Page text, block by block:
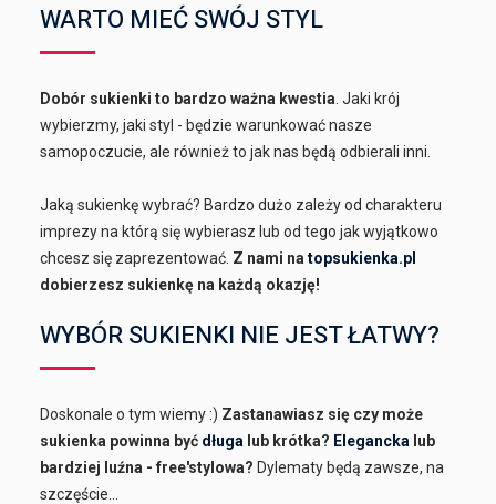
WARTO MIEĆ SWÓJ STYL
Dobór sukienki to bardzo ważna kwestia . Jaki krój
wybierzmy, jaki styl - będzie warunkować nasze
samopoczucie, ale również to jak nas będą odbierali inni.
Jaką sukienkę wybrać? Bardzo dużo zależy od charakteru
imprezy na którą się wybierasz lub od tego jak wyjątkowo
chcesz się zaprezentować. Z nami natopsukienka.pl
dobierzesz sukienkę na każdą okazję!
WYBÓR SUKIENKI NIE JEST ŁATWY?
Doskonale o tym wiemy :) Zastanawiasz się czy może
sukienka powinna być długa lub krótka? Elegancka lub
bardziej luźna - free'stylowa? Dylematy będą zawsze, na
szczęście...